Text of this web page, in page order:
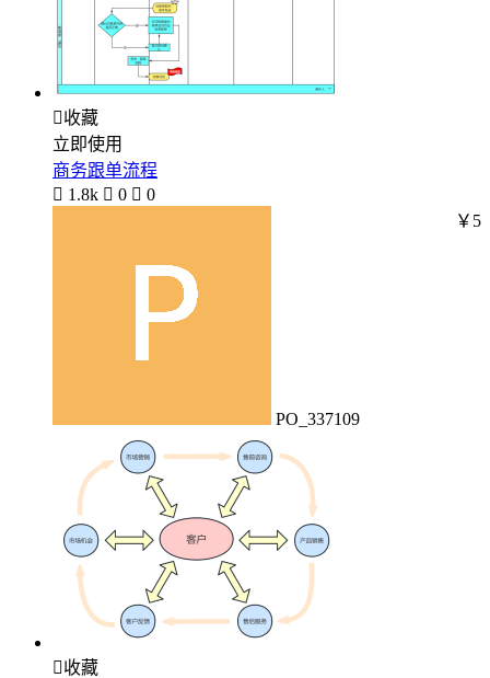
收藏
立即使用
商务跟单流程
 1.8k  0  0
PO_337109
￥5
收藏